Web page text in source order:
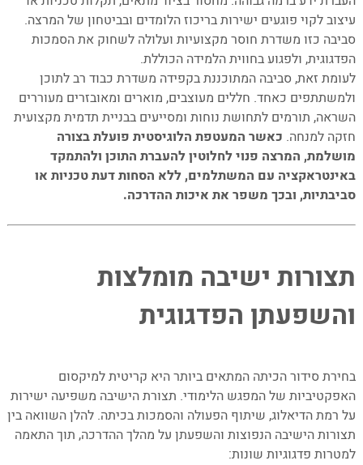
עיצוב לקוי פוגעים ישירות בריכוז הלומדים ובביטחון של המרצה.
סביבה כזו משדרת חוסר מקצועיות ועלולה לשחוק את הסמכות
הפדגוגית, ולפגוע בחווית הלמידה הכוללת.
לעומת זאת, סביבה המתוכננת בקפידה משדרת כבוד רב לתוכן
ולמשתתפים כאחד. חללים מעוצבים, מוארים ומאובזרים מעוררים
השראה, תורמים לתחושת נוחות ומסייעים בבניית תדמית מקצועית
חזקה למנחה. כאשר המעטפת הלוגיסטית פועלת בצורה
מושלמת, המרצה פנוי לחלוטין להעברת התוכן ולהתמקד
באינטראקציה עם המשתלמים, ללא הסחות דעת טכניות או
סביבתיות, ובכך משפר את איכות ההדרכה.
תצורות ישיבה מומלצות
והשפעתן הפדגוגית
בחירת סידור הכיתה המתאים ביותר היא קריטית למיקסום
האפקטיביות של המפגש הלימודי. תצורת הישיבה משפיעה ישירות
על רמת הדיאלוג, שיתוף הפעולה והסמכות בכיתה. להלן השוואה בין
תצורות הישיבה הנפוצות והשפעתן על מהלך ההדרכה, תוך התאמה
למטרות פדגוגיות שונות: